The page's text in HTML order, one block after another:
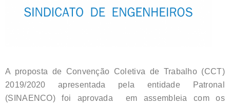
A proposta de Convenção Coletiva de Trabalho (CCT)
2019/2020 apresentada pela entidade Patronal
(SINAENCO) foi aprovada em assembleia com os